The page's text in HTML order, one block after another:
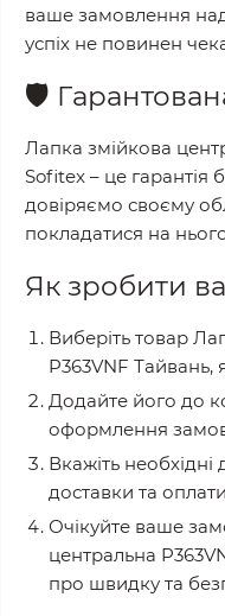
ваше замовлення
успіх не повинен
🛡️
Лапка змійкова
Sofitex – це гарантія
довіряємо своєму
покладатися на
Як зробити
Виберіть товар
P363VNF Тайвань,
Додайте його до
оформлення
Вкажіть необхідні
доставки та
Очікуйте ваше
центральна
про швидку та